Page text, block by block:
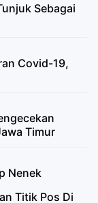
Sebagai
Covid-19,
Timur
Nenek
Titik Pos Di